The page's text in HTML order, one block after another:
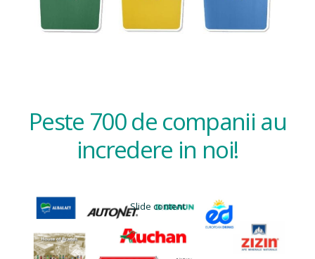
Peste 700 de companii au
incredere in noi!